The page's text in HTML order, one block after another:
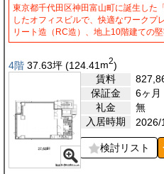
東京都千代田区神田富山町に誕生した
したオフィスビルで、快適なワークプ
リート造（RC造）、地上10階建ての
4階 37.63坪 (124.41 m2)
賃料
保証金
6ヶ月
礼金
無
入居時期
2026/
検討リスト